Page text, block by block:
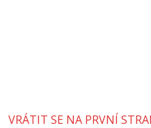
VRÁTIT SE NA PRVNÍ